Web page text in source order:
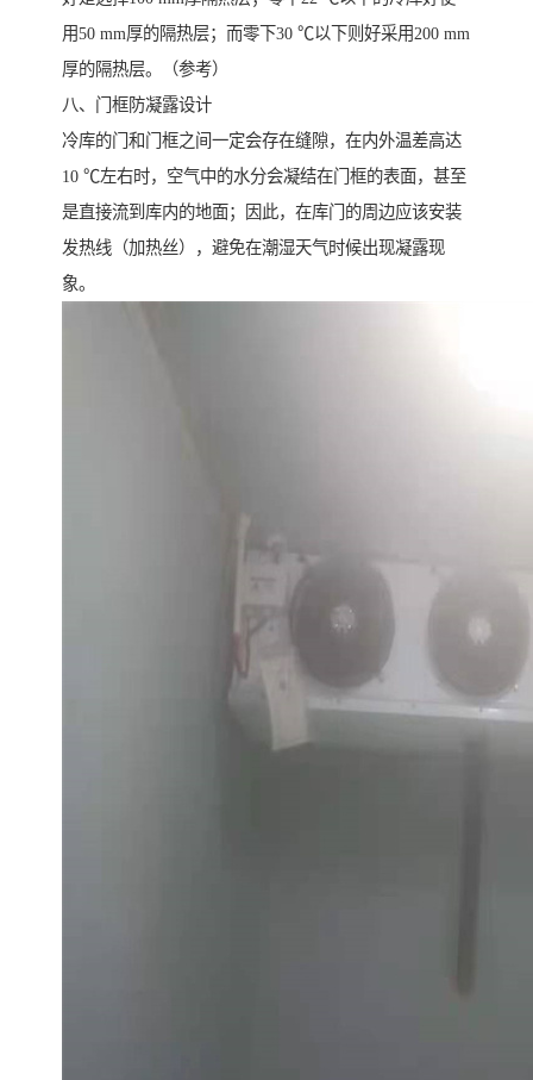
用50 mm厚的隔热层；而零下30 ℃以下则好采用200 mm
厚的隔热层。（参考）
八、门框防凝露设计
冷库的门和门框之间一定会存在缝隙，在内外温差高达
10 ℃左右时，空气中的水分会凝结在门框的表面，甚至
是直接流到库内的地面；因此，在库门的周边应该安装
发热线（加热丝），避免在潮湿天气时候出现凝露现
象。